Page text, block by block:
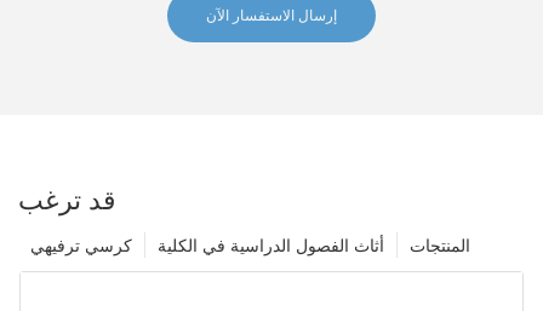
إرسال الاستفسار الآن
قد ترغب
المنتجات أثاث الفصول الدراسية في الكلية كرسي ترفيهي